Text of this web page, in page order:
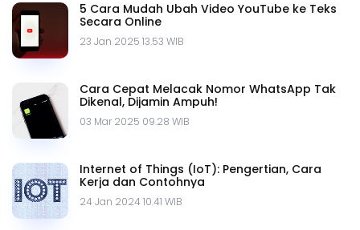
5 Cara Mudah Ubah Video YouTube ke Teks
Secara Online
23 Jan 2025 13.53 WIB
Cara Cepat Melacak Nomor WhatsApp Tak
Dikenal, Dijamin Ampuh!
03 Mar 2025 09.28 WIB
Internet of Things (IoT): Pengertian, Cara
Kerja dan Contohnya
24 Jan 2024 10.41 WIB